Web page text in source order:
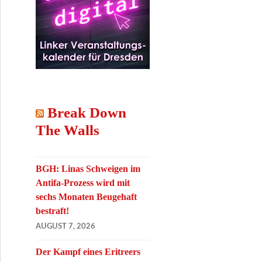
Break Down
The Walls
BGH: Linas Schweigen im
Antifa-Prozess wird mit
sechs Monaten Beugehaft
bestraft!
AUGUST 7, 2026
Der Kampf eines Eritreers